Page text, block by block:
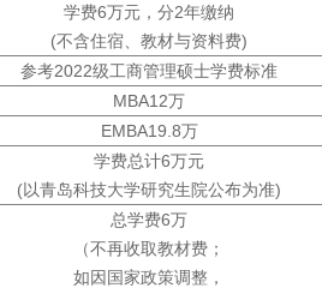
学费6万元，分2年缴纳
(不含住宿、教材与资料费)
参考2022级工商管理硕士学费标准
MBA12万
EMBA19.8万
学费总计6万元
(以青岛科技大学研究生院公布为准)
总学费6万
（不再收取教材费；
如因国家政策调整，